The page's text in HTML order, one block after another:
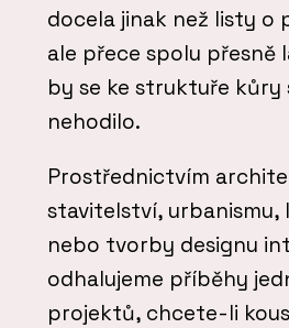
docela jinak než listy o
ale přece spolu přesně
by se ke struktuře kůry
nehodilo.
Prostřednictvím
stavitelství, urbanismu,
nebo tvorby designu
odhalujeme příběhy
projektů, chcete-li